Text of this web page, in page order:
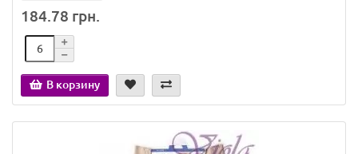
184.78 грн.
В корзину